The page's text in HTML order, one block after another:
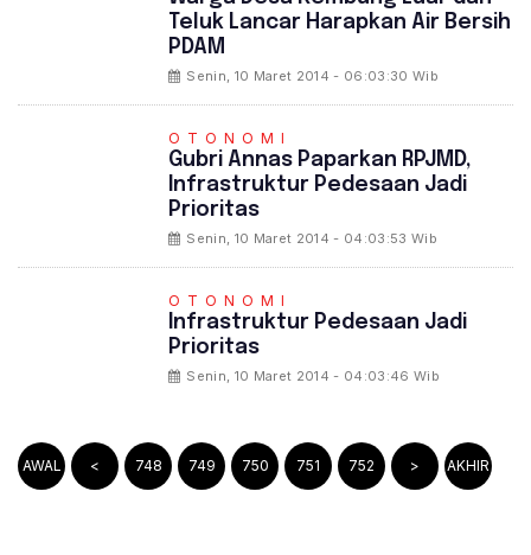
Teluk Lancar Harapkan Air Bersih
PDAM
Senin, 10 Maret 2014 - 06:03:30 Wib
OTONOMI
Gubri Annas Paparkan RPJMD,
Infrastruktur Pedesaan Jadi
Prioritas
Senin, 10 Maret 2014 - 04:03:53 Wib
OTONOMI
Infrastruktur Pedesaan Jadi
Prioritas
Senin, 10 Maret 2014 - 04:03:46 Wib
AWAL < 748 749 750 751 752 > AKHIR